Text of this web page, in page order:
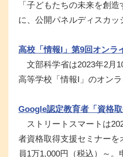
「子どもたちの未来を創
に、公開パネルディスカッ
高校「情報I」第9回オンラ
文部科学省は2023年2月
高等学校「情報I」のオン
Google認定教育者「資格
ストリートスマートは
者資格取得支援セミナーを
員1万1,000円（税込）～。